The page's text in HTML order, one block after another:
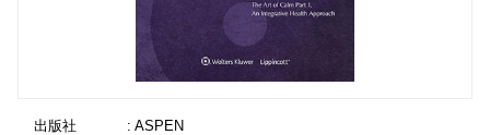
出版社
: ASPEN